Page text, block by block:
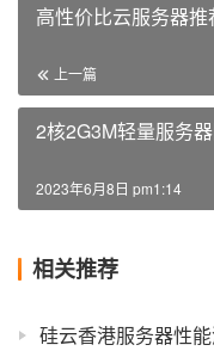
高性价比云服务器推
上一篇
2核2G3M轻量服务
2023年6月8日 pm1:14
相关推荐